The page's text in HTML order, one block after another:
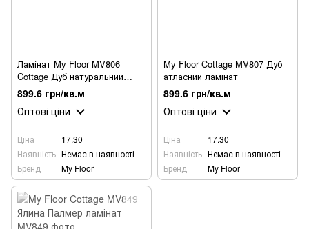
Ламінат My Floor MV806
Cottage Дуб натуральний
Паллас
899.6 грн/кв.м
Оптові ціни
Ціна
17.30
Наявність Немає в наявності
Бренд
My Floor
My Floor Cottage MV807 Дуб
атласний ламінат
899.6 грн/кв.м
Оптові ціни
Ціна
17.30
Наявність Немає в наявності
Бренд
My Floor